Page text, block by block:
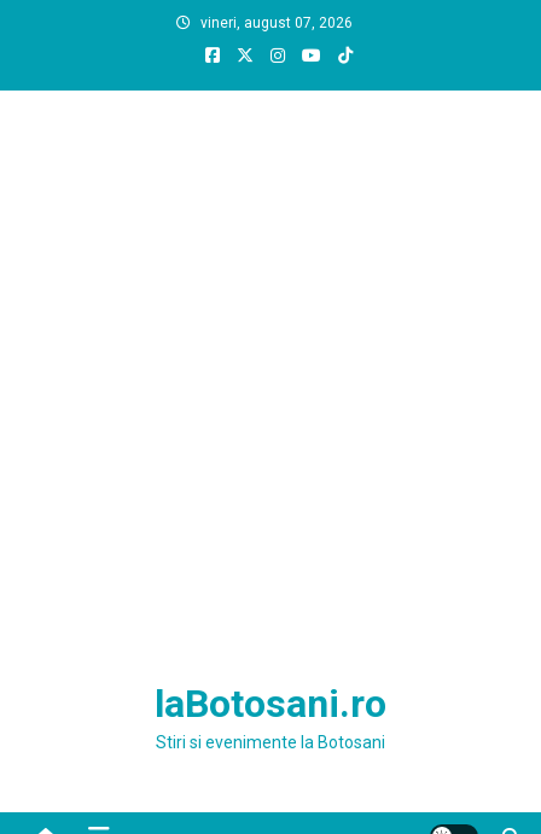
vineri, august 07, 2026
laBotosani.ro
Stiri si evenimente la Botosani